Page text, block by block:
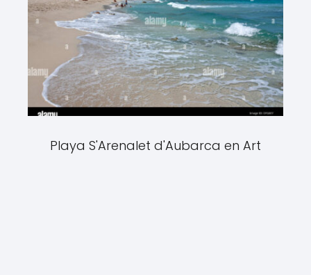
Playa S'Arenalet d'Aubarca en Art